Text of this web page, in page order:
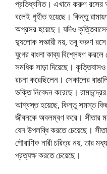
প্রতিধ্বনিত। এখানে করুণ রসের
বলেই গৃহীত হয়েছে। কিন্তু
অগ্রসর হয়েছে। যদিও
দ্যুলোক সঞ্চারী নয়, তবু করুণ রসে
যুগের বাংলা কাব্য বিশ্লেষণ
সমধিক সাড়া দিয়েছে। কৃত্তিবাসও
রচনা করেছিলেন। সেকালের
ভক্তি নিবেদন করেছে।
আশ্বস্ত হয়েছে, কিন্তু সমস্ত
জীবনকে অবলম্বণ করে। সীতার
যেন উপলব্ধি করতে চেয়েছে।
পৌরাণিক নারী চরিত্র নয়, তার
প্রত্যক্ষ করতে চেয়েছে।